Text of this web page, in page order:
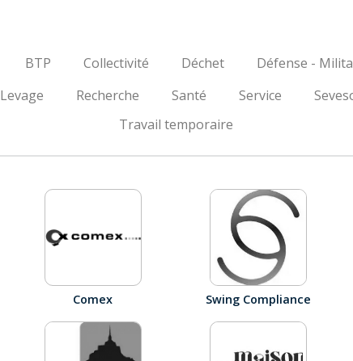
BTP Collectivité Déchet Défense -
Levage Recherche Santé Service
Travail temporaire
Comex Swing Compliance